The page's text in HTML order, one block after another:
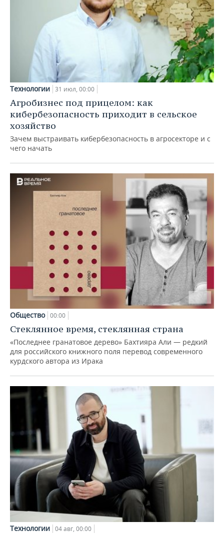
Технологии 31 июл, 00:00
Агробизнес под прицелом: как
кибербезопасность приходит в сельское
хозяйство
Зачем выстраивать кибербезопасность в агросекторе и с
чего начать
Общество 00:00
Стеклянное время, стеклянная страна
«Последнее гранатовое дерево» Бахтияра Али — редкий
для российского книжного поля перевод современного
курдского автора из Ирака
Технологии 04 авг, 00:00